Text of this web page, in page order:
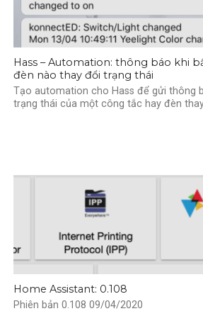
Hass – Automation: thông báo khi
đèn nào thay đổi trạng thái
Tạo automation cho Hass để gửi thông
trạng thái của một công tắc hay đèn
Home Assistant: 0.108
Phiên bản 0.108 09/04/2020